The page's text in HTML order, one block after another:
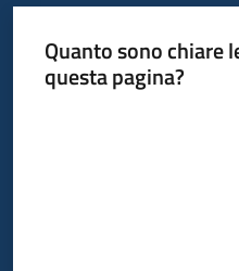
Quanto sono chiare
questa pagina?